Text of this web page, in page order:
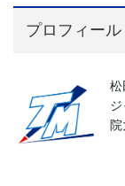
プロフィール
松